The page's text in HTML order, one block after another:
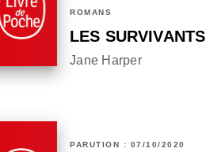
ROMANS
LES SURVIVANTS
Jane Harper
PARUTION : 07/10/2020